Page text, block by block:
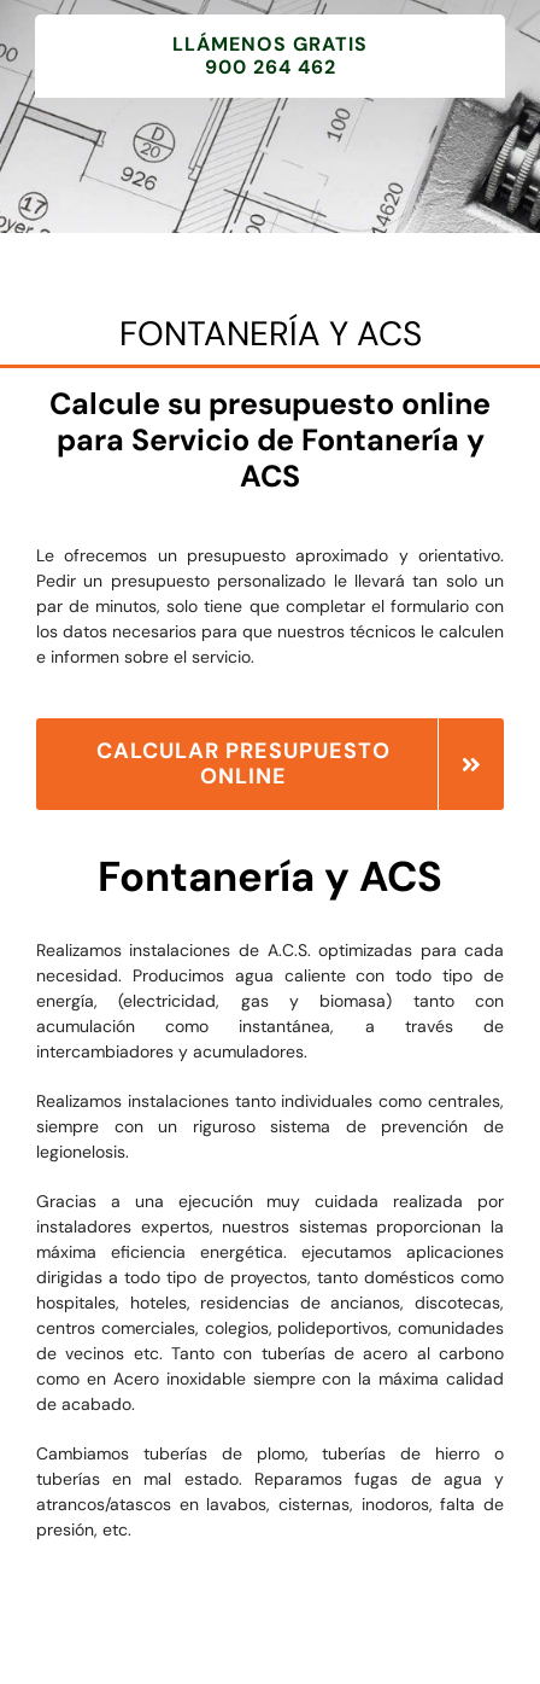
LLÁMENOS GRATIS
900 264 462
FONTANERÍA Y ACS
Calcule su presupuesto online
para Servicio de Fontanería y
ACS
Le ofrecemos un presupuesto aproximado y orientativo.
Pedir un presupuesto personalizado le llevará tan solo un
par de minutos, solo tiene que completar el formulario con
los datos necesarios para que nuestros técnicos le calculen
e informen sobre el servicio.
CALCULAR PRESUPUESTO
ONLINE
Fontanería y ACS
Realizamos instalaciones de A.C.S. optimizadas para cada
necesidad. Producimos agua caliente con todo tipo de
energía, (electricidad, gas y biomasa) tanto con
acumulación como instantánea, a través de
intercambiadores y acumuladores.
Realizamos instalaciones tanto individuales como centrales,
siempre con un riguroso sistema de prevención de
legionelosis.
Gracias a una ejecución muy cuidada realizada por
instaladores expertos, nuestros sistemas proporcionan la
máxima eficiencia energética. ejecutamos aplicaciones
dirigidas a todo tipo de proyectos, tanto domésticos como
hospitales, hoteles, residencias de ancianos, discotecas,
centros comerciales, colegios, polideportivos, comunidades
de vecinos etc. Tanto con tuberías de acero al carbono
como en Acero inoxidable siempre con la máxima calidad
de acabado.
Cambiamos tuberías de plomo, tuberías de hierro o
tuberías en mal estado. Reparamos fugas de agua y
atrancos/atascos en lavabos, cisternas, inodoros, falta de
presión, etc.